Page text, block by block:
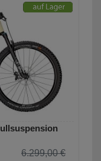
6.299,00 €